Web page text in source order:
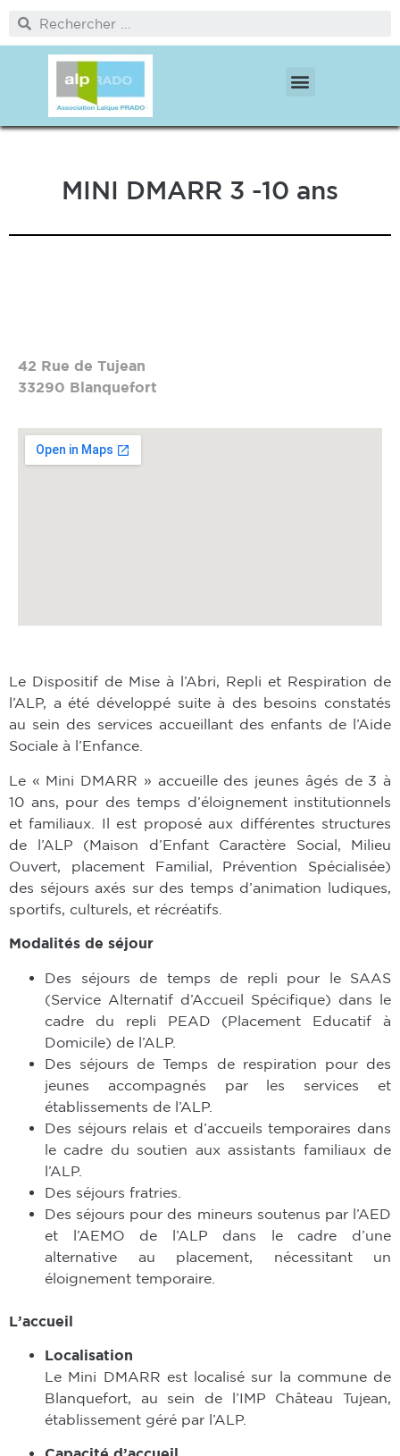
MINI DMARR 3 -10 ans
42 Rue de Tujean
33290 Blanquefort
Le Dispositif de Mise à l’Abri, Repli et Respiration de
l’ALP, a été développé suite à des besoins constatés
au sein des services accueillant des enfants de l’Aide
Sociale à l’Enfance.
Le « Mini DMARR » accueille des jeunes âgés de 3 à
10 ans, pour des temps d’éloignement institutionnels
et familiaux. Il est proposé aux différentes structures
de l’ALP (Maison d’Enfant Caractère Social, Milieu
Ouvert, placement Familial, Prévention Spécialisée)
des séjours axés sur des temps d’animation ludiques,
sportifs, culturels, et récréatifs.
Modalités de séjour
Des séjours de temps de repli pour le SAAS
(Service Alternatif d’Accueil Spécifique) dans le
cadre du repli PEAD (Placement Educatif à
Domicile) de l’ALP.
Des séjours de Temps de respiration pour des
jeunes accompagnés par les services et
établissements de l’ALP.
Des séjours relais et d’accueils temporaires dans
le cadre du soutien aux assistants familiaux de
l’ALP.
Des séjours fratries.
Des séjours pour des mineurs soutenus par l’AED
et l’AEMO de l’ALP dans le cadre d’une
alternative au placement, nécessitant un
éloignement temporaire.
L’accueil
Localisation
Le Mini DMARR est localisé sur la commune de
Blanquefort, au sein de l’IMP Château Tujean,
établissement géré par l’ALP.